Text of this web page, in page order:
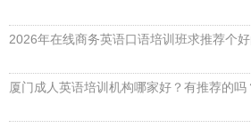
厦门成人英语培训机构哪家好？有推荐的吗